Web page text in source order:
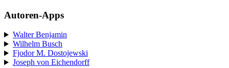
Autoren-Apps
Walter Benjamin
Wilhelm Busch
Fjodor M. Dostojewski
Joseph von Eichendorff